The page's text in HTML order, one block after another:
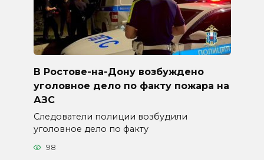
В Ростове-на-Дону возбуждено
уголовное дело по факту пожара на
АЗС
Следователи полиции возбудили
уголовное дело по факту
98